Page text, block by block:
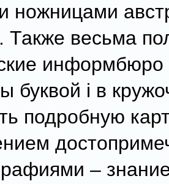
ножницами
Также весьма
буквой i в
подробную
–